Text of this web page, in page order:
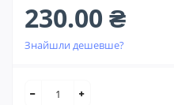
230.00 ₴
Знайшли дешевше?